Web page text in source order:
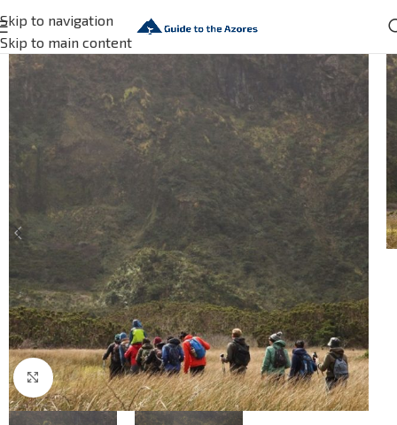
Skip to navigation
Skip to main content
Click to enlarge